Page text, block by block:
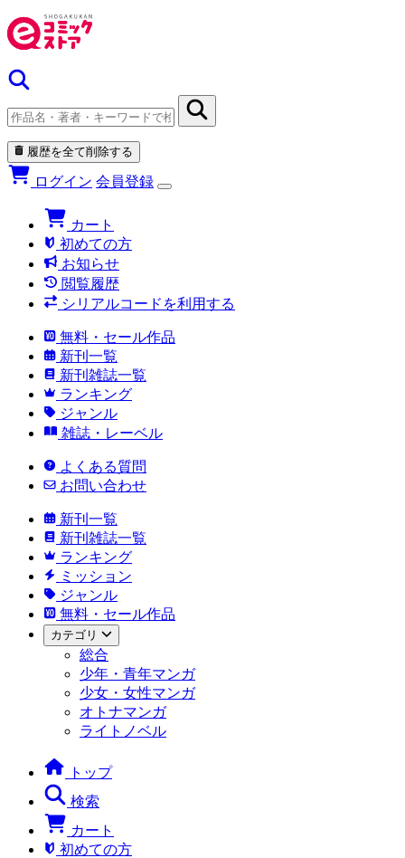
履歴を全て削除する
ログイン 会員登録
カート
初めての方
お知らせ
閲覧履歴
シリアルコードを利用する
無料・セール作品
新刊一覧
新刊雑誌一覧
ランキング
ジャンル
雑誌・レーベル
よくある質問
お問い合わせ
新刊一覧
新刊雑誌一覧
ランキング
ミッション
ジャンル
無料・セール作品
カテゴリ
総合
少年・青年マンガ
少女・女性マンガ
オトナマンガ
ライトノベル
トップ
検索
カート
初めての方